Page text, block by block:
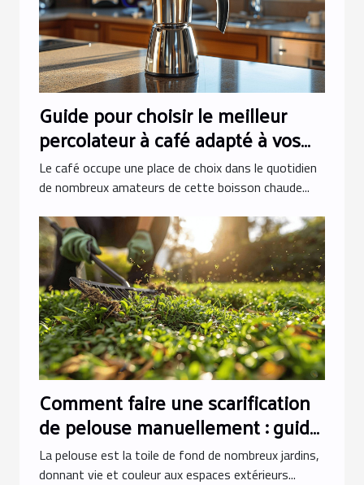
Guide pour choisir le meilleur
percolateur à café adapté à vos
besoins
Le café occupe une place de choix dans le quotidien
de nombreux amateurs de cette boisson chaude...
Comment faire une scarification
de pelouse manuellement : guide
pratique
La pelouse est la toile de fond de nombreux jardins,
donnant vie et couleur aux espaces extérieurs...